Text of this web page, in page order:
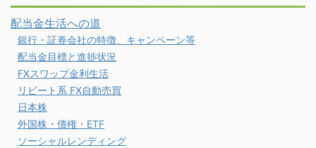
配当金生活への道
銀行・証券会社の特徴、キャンペーン等
配当金目標と進捗状況
FXスワップ金利生活
リピート系 FX自動売買
日本株
外国株・債権・ETF
ソーシャルレンディング